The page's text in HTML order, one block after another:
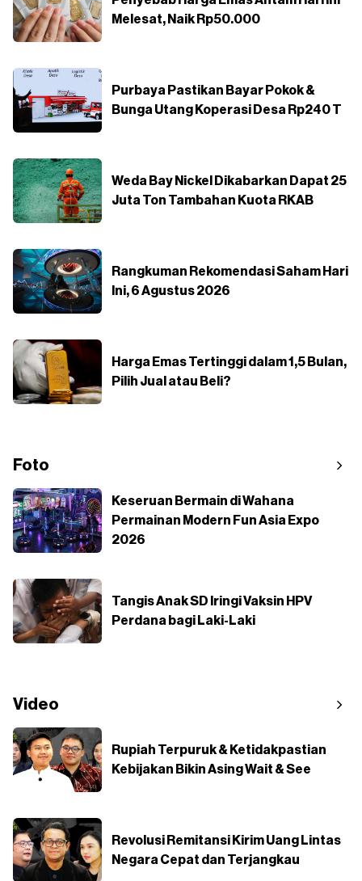
Melesat, Naik Rp50.000
Purbaya Pastikan Bayar Pokok &
Bunga Utang Koperasi Desa Rp240 T
Weda Bay Nickel Dikabarkan Dapat 25
Juta Ton Tambahan Kuota RKAB
Rangkuman Rekomendasi Saham Hari
Ini, 6 Agustus 2026
Harga Emas Tertinggi dalam 1,5 Bulan,
Pilih Jual atau Beli?
Foto
Keseruan Bermain di Wahana
Permainan Modern Fun Asia Expo
2026
Tangis Anak SD Iringi Vaksin HPV
Perdana bagi Laki-Laki
Video
Rupiah Terpuruk & Ketidakpastian
Kebijakan Bikin Asing Wait & See
Revolusi Remitansi Kirim Uang Lintas
Negara Cepat dan Terjangkau